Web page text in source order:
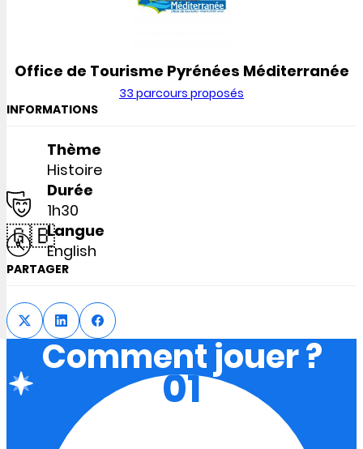
Office de Tourisme Pyrénées Méditerranée
33 parcours proposés
INFORMATIONS
Thème
Histoire
Durée
1h30
🇬🇧Langue
English
PARTAGER
Comment jouer ?
01